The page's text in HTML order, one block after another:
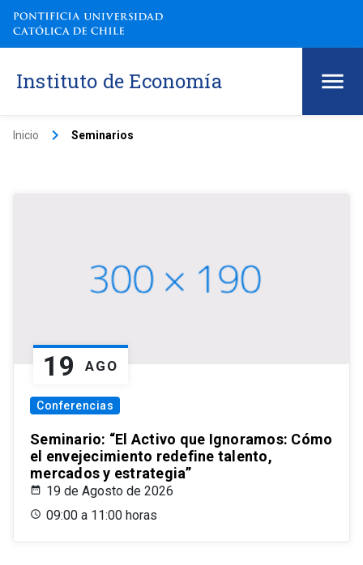
Instituto de Economía
Inicio keyboard_arrow_right Seminarios
19 AGO
Conferencias
Seminario: “El Activo que Ignoramos: Cómo
el envejecimiento redefine talento,
mercados y estrategia”
19 de Agosto de 2026
09:00 a 11:00 horas